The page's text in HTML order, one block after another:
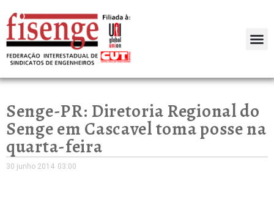
Senge-PR: Diretoria Regional do
Senge em Cascavel toma posse na
quarta-feira
30 junho 2014 03:00